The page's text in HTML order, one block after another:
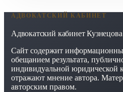
АДВОКАТСКИЙ КАБИНЕТ
Адвокатский кабинет
Сайт содержит
обещанием результата,
индивидуальной юридической
отражают мнение автора.
авторским правом.